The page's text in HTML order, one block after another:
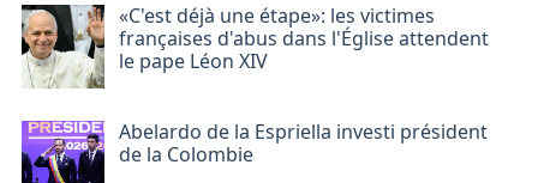
«C'est déjà une étape»: les victimes
françaises d'abus dans l'Église attendent
le pape Léon XIV
Abelardo de la Espriella investi président
de la Colombie